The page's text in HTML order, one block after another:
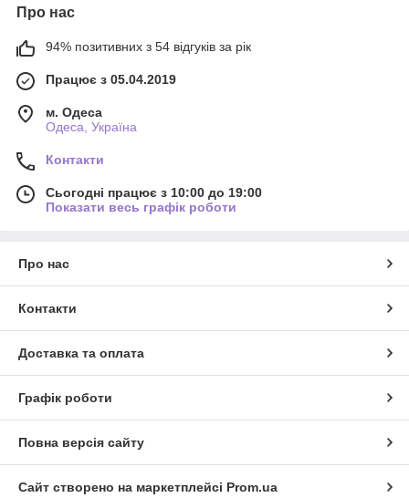
виготовлення, безкоштовні консультації
гарантійне та післягарантійне обслуговування,
облаштування комфорту в побуті
вибір кухонних модульних гарнітурів в
який смак та бюджет замовника.
Фабричні кухні від перевірених часом
фурнітура.
Близько 150 видів шаф-купе в каталозі,
Про нас
94% позитивних з 54 відгуків за рік
Працює з 05.04.2019
м. Одеса
Одеса, Україна
Контакти
Сьогодні працює з 10:00 до 19:00
Показати весь графік роботи
Про нас
Контакти
Доставка та оплата
Графік роботи
Повна версія сайту
Сайт створено на маркетплейсі Prom.ua